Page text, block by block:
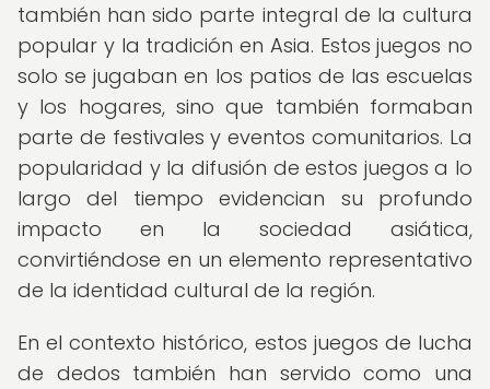
también han sido parte integral de la cultura
popular y la tradición en Asia. Estos juegos no
solo se jugaban en los patios de las escuelas
y los hogares, sino que también formaban
parte de festivales y eventos comunitarios. La
popularidad y la difusión de estos juegos a lo
largo del tiempo evidencian su profundo
impacto en la sociedad asiática,
convirtiéndose en un elemento representativo
de la identidad cultural de la región.
En el contexto histórico, estos juegos de lucha
de dedos también han servido como una